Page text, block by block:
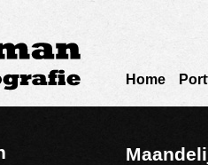
Home